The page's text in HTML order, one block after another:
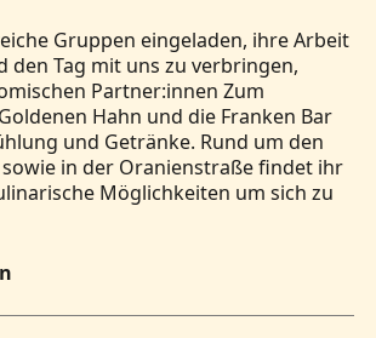
Gruppen eingeladen, ihre Arbeit
den Tag mit uns zu verbringen,
Partner:innen Zum
Hahn und die Franken Bar
und Getränke. Rund um den
sowie in der Oranienstraße findet ihr
Möglichkeiten um sich zu